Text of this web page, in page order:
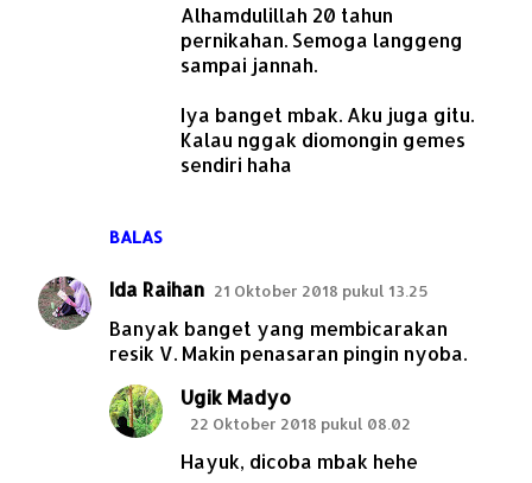
BALAS
Alhamdulillah 20 tahun
pernikahan. Semoga langgeng
sampai jannah.
Iya banget mbak. Aku juga gitu.
Kalau nggak diomongin gemes
sendiri haha
Ida Raihan 21 Oktober 2018 pukul 13.25
Banyak banget yang membicarakan
resik V. Makin penasaran pingin nyoba.
Ugik Madyo
22 Oktober 2018 pukul 08.02
Hayuk, dicoba mbak hehe